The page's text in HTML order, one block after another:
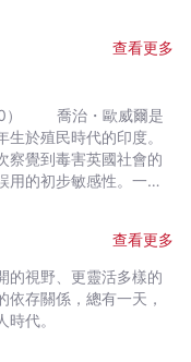
體的安定與利益，反烏
的是，反烏托邦想要
序井然的社會，是否
邦小說程度上反映了
活，想像一個嚮往世界
誰控制過
。 在遮陰的栗樹下，
的是一個由交戰國家
個人思想記憶的權力
查看更多
是
於殖民時代的印度。
察覺到毒害英國社會的
用的初步敏感性。一九
做任何解釋就辭了職，
著作《巴黎倫敦流浪
主題；很快跟著出版的
皇家警察工作的時期。
查看更多
的視野、更靈活多樣的
存關係，總有一天，
代。